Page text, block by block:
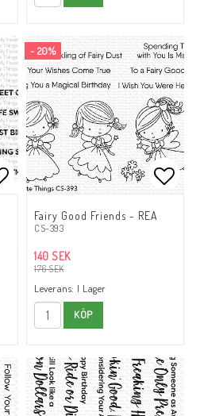
Lägg till i favoritlistan
- 20%
Fairy Good Friends - REA
CS-393
176 SEK
140 SEK
Leverans: I Lager
KÖP